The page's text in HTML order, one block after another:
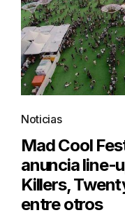
Noticias
Mad Cool
anuncia line-
Killers,
entre otros